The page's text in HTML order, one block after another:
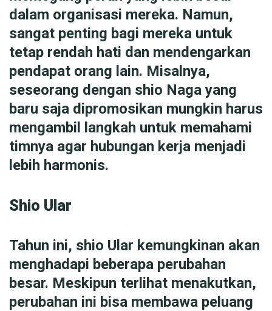
dalam organisasi mereka. Namun,
sangat penting bagi mereka untuk
tetap rendah hati dan mendengarkan
pendapat orang lain. Misalnya,
seseorang dengan shio Naga yang
baru saja dipromosikan mungkin harus
mengambil langkah untuk memahami
timnya agar hubungan kerja menjadi
lebih harmonis.
Shio Ular
Tahun ini, shio Ular kemungkinan akan
menghadapi beberapa perubahan
besar. Meskipun terlihat menakutkan,
perubahan ini bisa membawa peluang